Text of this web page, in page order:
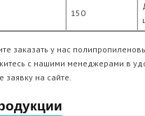
150
заказать у нас
с нашими менеджерами в
заявку на сайте.